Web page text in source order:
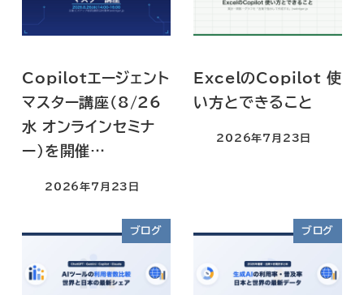
Copilotエージェント
マスター講座(8/26
水 オンラインセミナ
ー)を開催…
2026年7月23日
ExcelのCopilot 使
い方とできること
2026年7月23日
ブログ ブログ